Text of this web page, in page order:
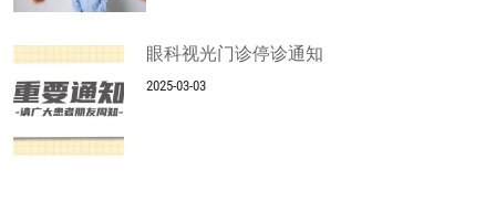
眼科视光门诊停诊通知
2025-03-03